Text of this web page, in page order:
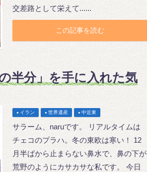
交差路として栄えて......
この記事を読む
半分」を手に入れた気
イラン 世界遺産 中近東
サラーム、naruです。 リアルタイムは
チェコのプラハ。冬の東欧は寒い！ 12
月半ばから止まらない鼻水で、鼻の下が
荒野のようにカサカサな私です。 今日